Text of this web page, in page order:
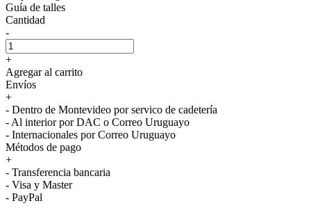
Guía de talles
Cantidad
-
+
Agregar al carrito
Envíos
+
- Dentro de Montevideo por servico de cadetería
- Al interior por DAC o Correo Uruguayo
- Internacionales por Correo Uruguayo
Métodos de pago
+
- Transferencia bancaria
- Visa y Master
- PayPal